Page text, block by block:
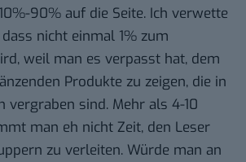
90% auf die Seite. Ich verwette
nicht einmal 1% zum
weil man es verpasst hat, dem
Produkte zu zeigen, die in
vergraben sind. Mehr als 4-10
man eh nicht Zeit, den Leser
zu verleiten. Würde man an